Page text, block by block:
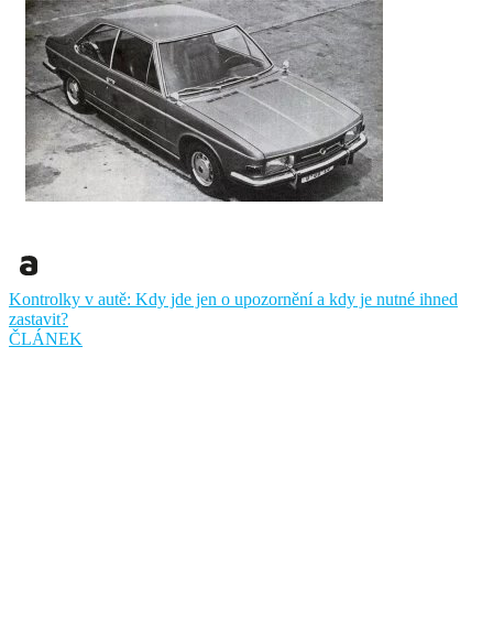
Kontrolky v autě: Kdy jde jen o upozornění a kdy je nutné ihned
zastavit?
ČLÁNEK